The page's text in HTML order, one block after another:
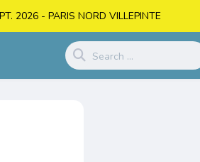
2026 - PARIS NORD VILLEPINTE